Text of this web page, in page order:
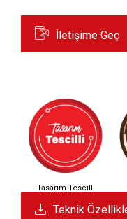
İletişime Geç
Tasarım Tescilli
Teknik